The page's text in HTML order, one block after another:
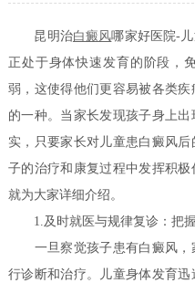
昆明治白癜风哪家好医院-
正处于身体快速发育的阶段，
弱，这使得他们更容易被各类
的一种。当家长发现孩子身上出
实，只要家长对儿童患白癜风
子的治疗和康复过程中发挥积
就为大家详细介绍。
1.及时就医与规律复诊：把握
一旦察觉孩子患有白癜风，
行诊断和治疗。儿童身体发育